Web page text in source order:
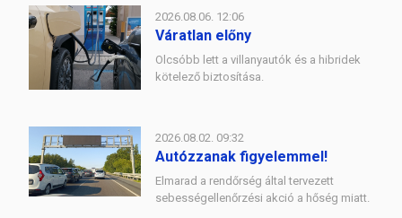
2026.08.06. 12:06
Váratlan előny
Olcsóbb lett a villanyautók és a hibridek
kötelező biztosítása.
2026.08.02. 09:32
Autózzanak figyelemmel!
Elmarad a rendőrség által tervezett
sebességellenőrzési akció a hőség miatt.